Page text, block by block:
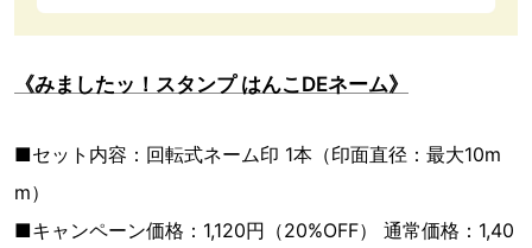
《みましたッ！スタンプ はんこDEネーム》
■セット内容：回転式ネーム印 1本（印面直径：最大10m
m）
■キャンペーン価格：1,120円（20%OFF） 通常価格：1,40